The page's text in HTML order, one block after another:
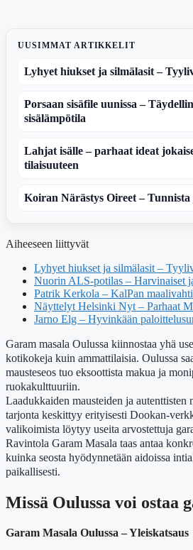
UUSIMMAT ARTIKKELIT
Lyhyet hiukset ja silmälasit –
Porsaan sisäfile uunissa –
sisälämpötila
Lahjat isälle – parhaat ideat
tilaisuuteen
Koiran Närästys Oireet –
Aiheeseen liittyvät
Lyhyet hiukset ja silmälasit –
Nuorin ALS-potilas – Harvinaiset
Patrik Kerkola – KalPan
Näyttelyt Helsinki Nyt – Parhaat
Jarno Elg – Hyvinkään
Garam masala Oulussa kiinnostaa yhä
kotikokeja kuin ammattilaisia. Oulussa
mausteseos tuo eksoottista makua ja
ruokakulttuuriin.
Laadukkaiden mausteiden ja
tarjonta keskittyy erityisesti Dookan-
valikoimista löytyy useita arvostettuja
Ravintola Garam Masala taas antaa
kuinka seosta hyödynnetään aidoissa
paikallisesti.
Missä Oulussa voi ostaa
Garam Masala Oulussa – Yleiskatsaus